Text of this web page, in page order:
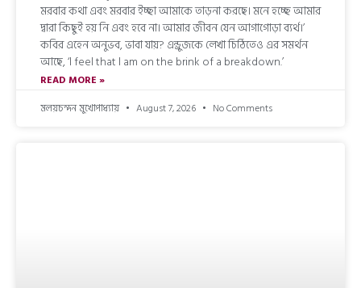
মরবার কথা এবং মরবার ইচ্ছা আমাকে তাড়না করছে। মনে হচ্ছে আমার
দ্বারা কিছুই হয় নি এবং হবে না। আমার জীবন যেন আগাগোড়া ব্যর্থ।’
কবির এহেন অনুভব, ভাবা যায়? এন্ড্রুজকে লেখা চিঠিতেও এর সমর্থন
আছে, ‘l feel that l am on the brink of a breakdown.’
READ MORE »
মলয়চন্দন মুখোপাধ্যায়
August 7, 2026 No Comments